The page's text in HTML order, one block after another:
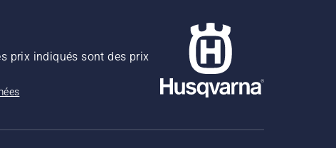
prix indiqués sont des prix